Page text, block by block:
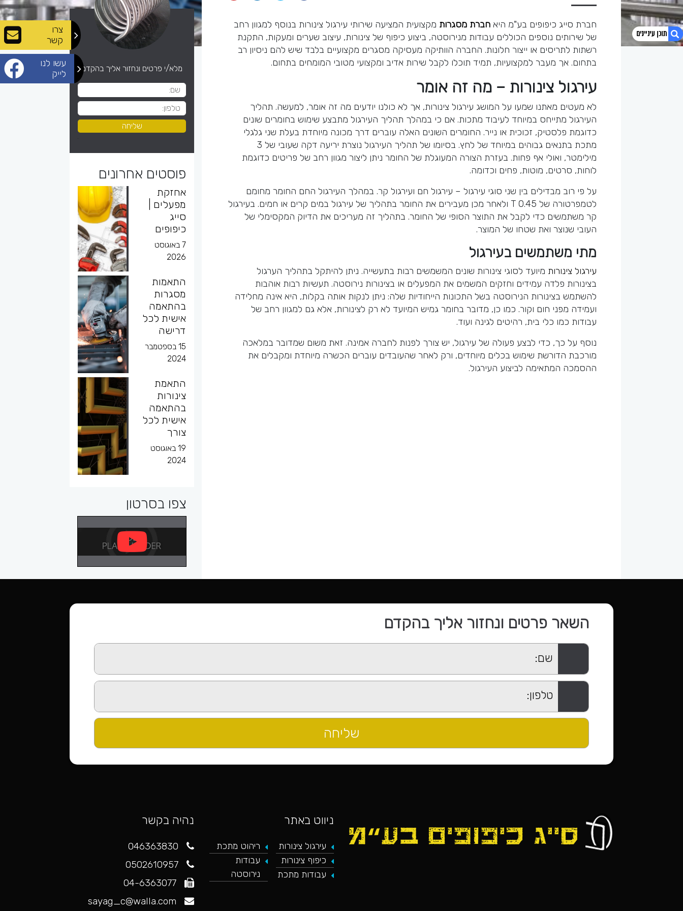
צרו
קשר
עשו לנו
לייק
חברת סייג כיפופים בע"מ היא חברת מסגרות מקצועית המציעה שירותי עירגול צינורות בנוסף למגוון רחב
של שירותים נוספים הכוללים עבודות מנירוסטה, ביצוע כיפוף של צינורות, עיצוב שערים ומעקות, התקנת
רשתות לתריסים או ייצור חלונות. החברה הוותיקה מעסיקה מסגרים מקצועיים בלבד שיש להם ניסיון רב
בתחום. אך מעבר למקצועיות, תמיד תוכלו לקבל שירות אדיב ומקצועי מטובי המומחים בתחום.
עירגול צינורות – מה זה אומר
לא מעטים מאתנו שמעו על המושג עירגול צינורות, אך לא כולנו יודעים מה זה אומר, למעשה. תהליך
העירגול מתייחס במיוחד לעיבוד מתכות. אם כי במהלך תהליך העירגול מתבצע שימוש בחומרים שונים
כדוגמת פלסטיק, זכוכית או נייר. החומרים השונים האלה עוברים דרך מכונה מיוחדת בעלת שני גלגלי
מתכת בתנאים גבוהים במיוחד של לחץ. בסיומו של תהליך העירגול נוצרת יריעה דקה שעובי של 3
מילימטר, ואולי אף פחות. בעזרת הצורה המעוגלת של החומר ניתן ליצור מגוון רחב של פריטים כדוגמת
לוחות, סרטים, מוטות, פחים וכדומה.
על פי רוב מבדילים בין שני סוגי עירגול – עירגול חם ועירגול קר. במהלך העירגול החם החומר מחומם
לטמפרטורה של 0.45 T ולאחר מכן מעבירים את החומר בתהליך של עירגול במים קרים או חמים. בעירגול
קר משתמשים כדי לקבל את התוצר הסופי של החומר. בתהליך זה מעריכים את הדיוק המקסימלי של
העובי שנוצר ואת שטחו של המוצר.
מתי משתמשים בעירגול
עירגול צינורות מיועד לסוגי צינורות שונים המשמשים רבות בתעשייה. ניתן להיתקל בתהליך הערגול
בצינורות פלדה עמידים וחזקים המשמים את המפעלים או בצינורות נירוסטה. תעשיות רבות אוהבות
להשתמש בצינורות הנירוסטה בשל התכונות הייחודיות שלה: ניתן לנקות אותה בקלות, היא אינה מחלידה
ועמידה מפני חום וקור. כמו כן, מדובר בחומר גמיש המיועד לא רק לצינורות, אלא גם למגוון רחב של
עבודות כמו כלי בית, רהיטים לגינה ועוד.
נוסף על כך, כדי לבצע פעולה של עירגול, יש צורך לפנות לחברה אמינה. זאת משום שמדובר במלאכה
מורכבת הדורשת שימוש בכלים מיוחדים, ורק לאחר שהעובדים עוברים הכשרה מיוחדת ומקבלים את
ההסמכה המתאימה לביצוע העירגול.
מלא/י פרטים ונחזור אליך בהקדם
פוסטים אחרונים
אחזקת
מפעלים |
סייג
כיפופים
7 באוגוסט
2026
התאמות
מסגרות
בהתאמה
אישית לכל
דרישה
15 בספטמבר
2024
התאמת
צינורות
בהתאמה
אישית לכל
צורך
19 באוגוסט
2024
צפו בסרטון
השאר פרטים ונחזור אליך בהקדם
כאן מופיע חלון פייסבוק, למעבר לפייסבוק לחץ כאן
ניווט באתר
עירגול צינורות
כיפוף צינורות
עבודות מתכת
ריהוט מתכת
עבודות
נירוסטה
נהיה בקשר
046363830
0502610957
04-6363077
sayag_c@walla.com